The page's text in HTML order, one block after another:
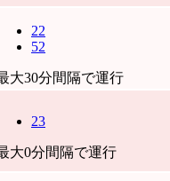
22
52
大30分間隔で運行
23
大0分間隔で運行